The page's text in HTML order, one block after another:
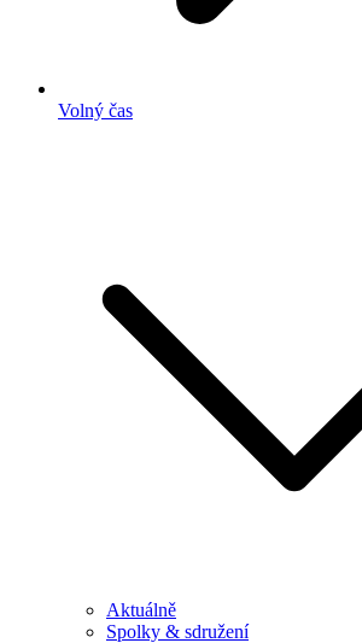
Volný čas
Aktuálně
Spolky & sdružení